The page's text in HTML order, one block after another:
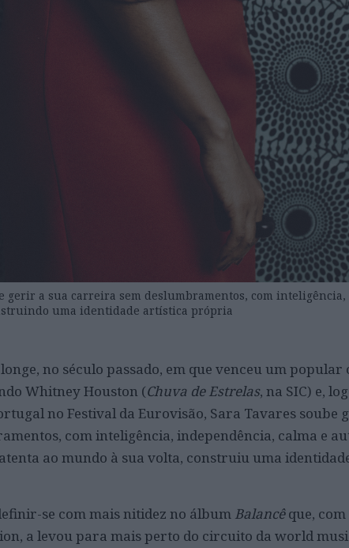
gerir a sua carreira sem deslumbramentos, com
uma identidade artística própria
longe, no século passado, em que venceu um popular
Whitney Houston (Chuva de Estrelas, na SIC) e,
no Festival da Eurovisão, Sara Tavares soube
com inteligência, independência, calma e
ao mundo à sua volta, construiu uma
se com mais nitidez no álbum Balancêque,
a levou para mais perto do circuito da world